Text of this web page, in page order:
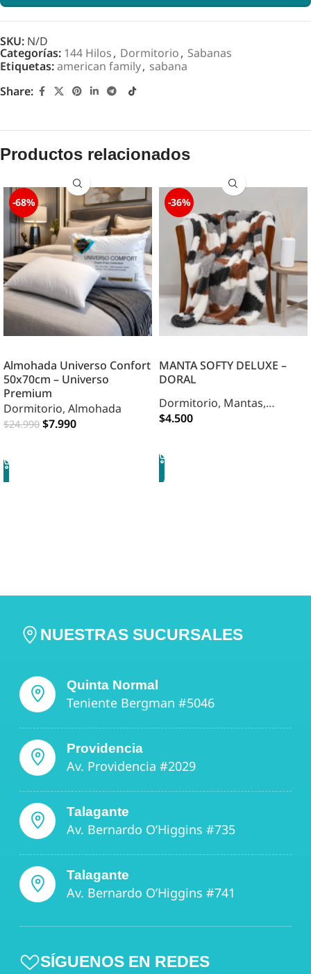
SKU: N/D
Categorías: 144 Hilos, Dormitorio, Sabanas
Etiquetas:american family, sabana
Share:
Productos relacionados
-68%
Almohada Universo Confort
50x70cm – Universo
Premium
Dormitorio, Almohada
$24.990 $7.990
-36%
MANTA SOFTY DELUXE –
DORAL
Dormitorio, Mantas,
Mantas
$4.500
NUESTRAS SUCURSALES
Quinta Normal
Teniente Bergman #5046
Providencia
Av. Providencia #2029
Talagante
Av. Bernardo O’Higgins #735
Talagante
Av. Bernardo O’Higgins #741
SÍGUENOS EN REDES